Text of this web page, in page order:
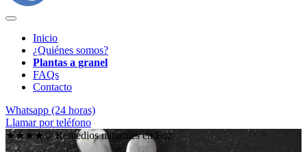
Inicio
¿Quiénes somos?
Plantas a granel
FAQs
Contacto
Whatsapp (24 horas)
Llamar por teléfono
★★★★✩ Remedios naturales en Foz